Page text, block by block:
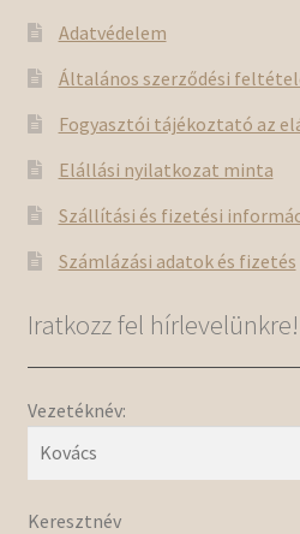
Adatvédelem
Általános szerződési
Fogyasztói tájékoztató az
Elállási nyilatkozat minta
Szállítási és fizetési
Számlázási adatok és fizetés
Iratkozz fel hírlevelünkre!
Vezetéknév:
Keresztnév